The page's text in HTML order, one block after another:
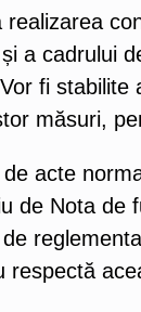
realizarea
a cadrului
fi stabilite
măsuri,
acte
de Nota de
respectă